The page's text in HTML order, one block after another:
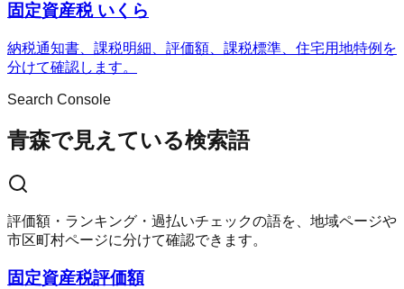
固定資産税 いくら
納税通知書、課税明細、評価額、課税標準、住宅用地特例を
分けて確認します。
Search Console
青森で見えている検索語
評価額・ランキング・過払いチェックの語を、地域ページや
市区町村ページに分けて確認できます。
固定資産税評価額